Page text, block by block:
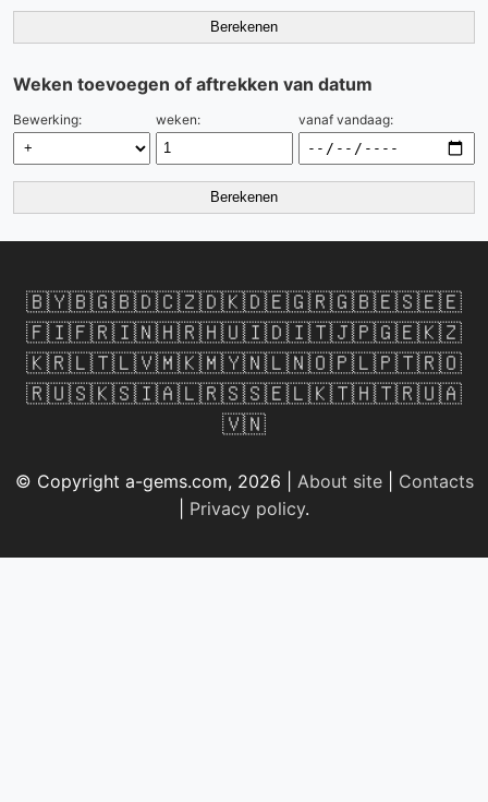
Berekenen
Weken toevoegen of aftrekken van datum
Bewerking: weken: vanaf vandaag:
Berekenen
🇧🇾🇧🇬🇧🇩🇨🇿🇩🇰🇩🇪🇬🇷🇬🇧🇪🇸🇪🇪
🇫🇮🇫🇷🇮🇳🇭🇷🇭🇺🇮🇩🇮🇹🇯🇵🇬🇪🇰🇿
🇰🇷🇱🇹🇱🇻🇲🇰🇲🇾🇳🇱🇳🇴🇵🇱🇵🇹🇷🇴
🇷🇺🇸🇰🇸🇮🇦🇱🇷🇸🇸🇪🇱🇰🇹🇭🇹🇷🇺🇦
🇻🇳
© Copyright a-gems.com, 2026 | About site| Contacts
Privacy policy.